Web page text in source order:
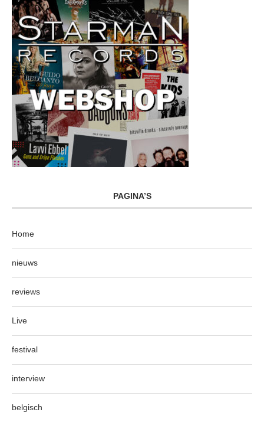
PAGINA’S
Home
nieuws
reviews
Live
festival
interview
belgisch